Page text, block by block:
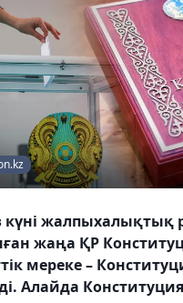
күні жалпыхалықтық
жаңа ҚР
мереке –
Алайда